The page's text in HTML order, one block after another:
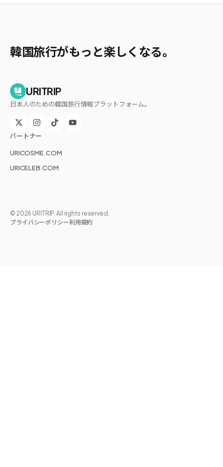
韓国旅行がもっと楽しくなる。
URITRIP
日本人のための韓国旅行情報プラットフォーム。
パートナー
URICOSME.COM
URICELEB.COM
© 2026 URITRIP. All rights reserved.
プライバシーポリシー利用規約